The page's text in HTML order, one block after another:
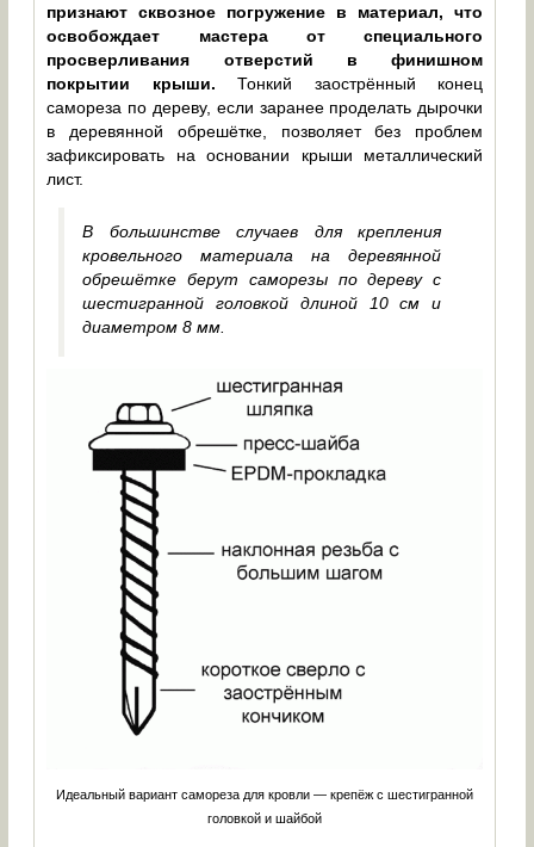
признают сквозное погружение в материал, что
освобождает мастера от специального
просверливания отверстий в финишном
покрытии крыши. Тонкий заострённый конец
самореза по дереву, если заранее проделать дырочки
в деревянной обрешётке, позволяет без проблем
зафиксировать на основании крыши металлический
лист.
В большинстве случаев для крепления
кровельного материала на деревянной
обрешётке берут саморезы по дереву с
шестигранной головкой длиной 10 см и
диаметром 8 мм.
Идеальный вариант самореза для кровли — крепёж с шестигранной
головкой и шайбой